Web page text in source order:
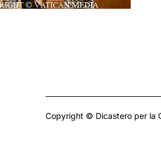
Copyright © Dicastero per la